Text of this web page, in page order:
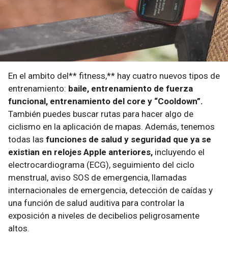
En el ambito del** fitness,** hay cuatro nuevos tipos de
entrenamiento: baile, entrenamiento de fuerza
funcional, entrenamiento del core y “Cooldown”.
También puedes buscar rutas para hacer algo de
ciclismo en la aplicación de mapas. Además, tenemos
todas las funciones de salud y seguridad que ya se
existian en relojes Apple anteriores, incluyendo el
electrocardiograma (ECG), seguimiento del ciclo
menstrual, aviso SOS de emergencia, llamadas
internacionales de emergencia, detección de caídas y
una función de salud auditiva para controlar la
exposición a niveles de decibelios peligrosamente
altos.